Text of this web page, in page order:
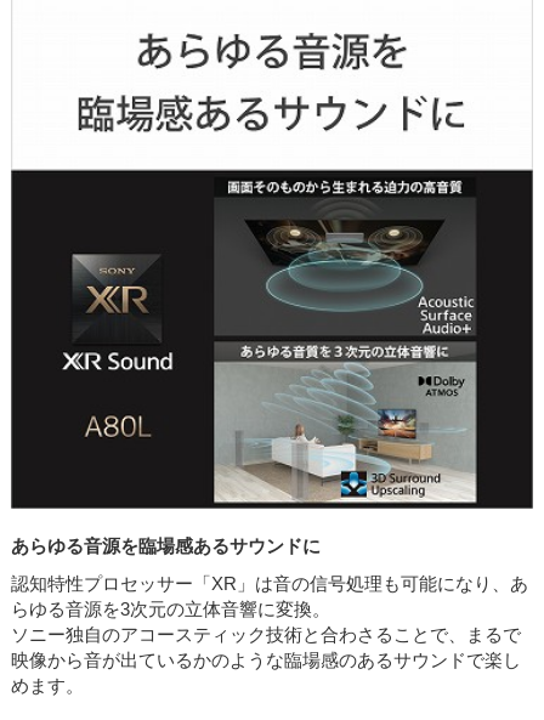
あらゆる音源を臨場感あるサウンドに
認知特性プロセッサー「XR」は音の信号処理も可能になり、あ
らゆる音源を3次元の立体音響に変換。
ソニー独自のアコースティック技術と合わさることで、まるで
映像から音が出ているかのような臨場感のあるサウンドで楽し
めます。